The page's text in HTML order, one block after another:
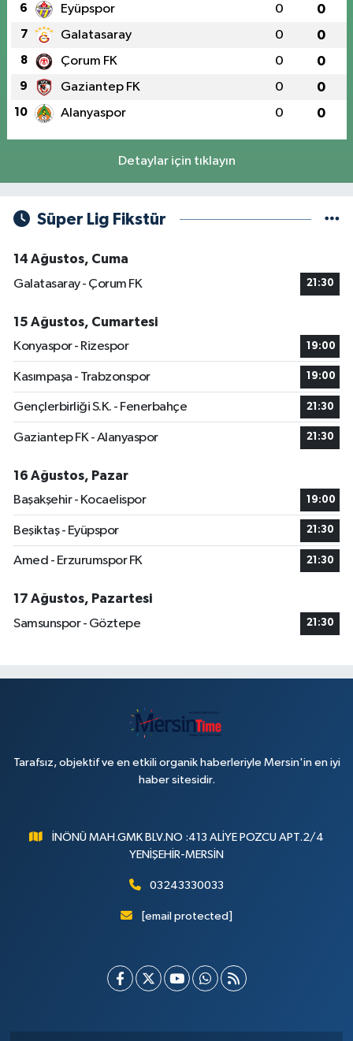
6 Eyüpspor 0 0
7 Galatasaray 0 0
8 Çorum FK 0 0
9 Gaziantep FK 0 0
10 Alanyaspor 0 0
Detaylar için tıklayın
Süper Lig Fikstür
14 Ağustos, Cuma
Galatasaray - Çorum FK
21:30
15 Ağustos, Cumartesi
Konyaspor - Rizespor
19:00
Kasımpaşa - Trabzonspor 19:00
Gençlerbirliği S.K. - Fenerbahçe 21:30
Gaziantep FK - Alanyaspor 21:30
16 Ağustos, Pazar
Başakşehir - Kocaelispor
19:00
Beşiktaş - Eyüpspor 21:30
Amed - Erzurumspor FK 21:30
17 Ağustos, Pazartesi
Samsunspor - Göztepe
21:30
Tarafsız, objektif ve en etkili organik haberleriyle Mersin'in en iyi
haber sitesidir.
İNÖNÜ MAH.GMK BLV.NO :413 ALİYE POZCU APT.2/4
YENİŞEHİR-MERSİN
03243330033
[email protected]